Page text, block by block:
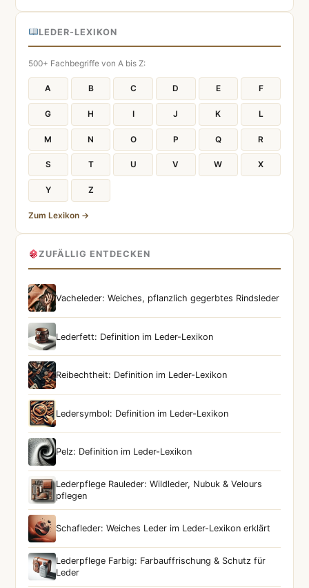
LEDER-LEXIKON
500+ Fachbegriffe von A bis Z:
A B C D E F
G H I J K L
M N O P Q R
S T U V W X
Y Z
Zum Lexikon →
ZUFÄLLIG ENTDECKEN
Vacheleder: Weiches, pflanzlich gegerbtes Rindsleder
Lederfett: Definition im Leder-Lexikon
Reibechtheit: Definition im Leder-Lexikon
Ledersymbol: Definition im Leder-Lexikon
Pelz: Definition im Leder-Lexikon
Lederpflege Rauleder: Wildleder, Nubuk & Velours
pflegen
Schafleder: Weiches Leder im Leder-Lexikon erklärt
Lederpflege Farbig: Farbauffrischung & Schutz für
Leder